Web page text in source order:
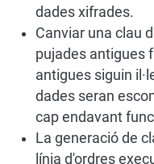
dades xifrades.
Canviar una clau
pujades antigues
antigues siguin
dades seran
cap endavant
La generació de
línia d'ordres